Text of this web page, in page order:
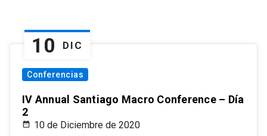
10 DIC
Conferencias
IV Annual Santiago Macro Conference – Día
2
10 de Diciembre de 2020